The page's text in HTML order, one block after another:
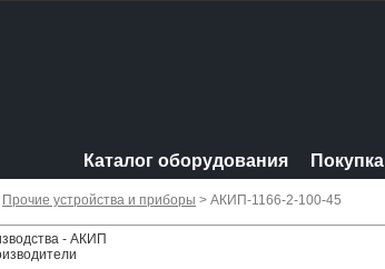
Каталог оборудования Покупка
Прочие устройства и приборы > АКИП-1166-2-100-45
- АКИП